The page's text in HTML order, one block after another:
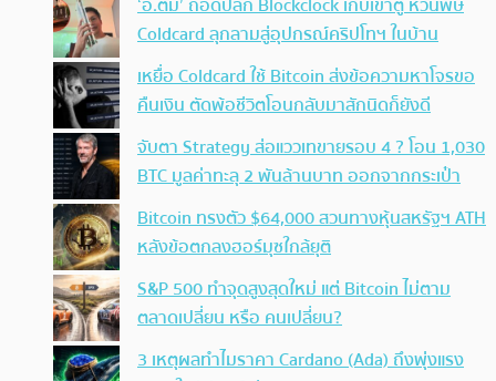
Coldcard ลุกลามสู่อุปกรณ์คริปโทฯ ในบ้าน
เหยื่อ Coldcard ใช้ Bitcoin ส่งข้อความหาโจรขอ
คืนเงิน ตัดพ้อชีวิตโอนกลับมาสักนิดก็ยังดี
จับตา Strategy ส่อแววเทขายรอบ 4 ? โอน 1,030
BTC มูลค่าทะลุ 2 พันล้านบาท ออกจากกระเป๋า
Bitcoin ทรงตัว $64,000 สวนทางหุ้นสหรัฐฯ ATH
หลังข้อตกลงฮอร์มุซใกล้ยุติ
S&P 500 ทำจุดสูงสุดใหม่ แต่ Bitcoin ไม่ตาม
ตลาดเปลี่ยน หรือ คนเปลี่ยน?
3 เหตุผลทำไมราคา Cardano (Ada) ถึงพุ่งแรง